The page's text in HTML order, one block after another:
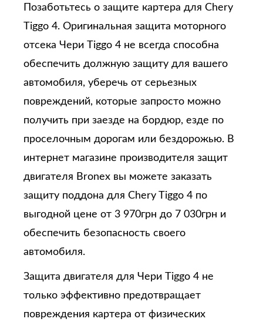
Позаботьтесь о защите картера для Chery
Tiggo 4. Оригинальная защита моторного
отсека Чери Tiggo 4 не всегда способна
обеспечить должную защиту для вашего
автомобиля, уберечь от серьезных
повреждений, которые запросто можно
получить при заезде на бордюр, езде по
проселочным дорогам или бездорожью. В
интернет магазине производителя защит
двигателя Bronex вы можете заказать
защиту поддона для Chery Tiggo 4 по
выгодной цене от 3 970грн до 7 030грн и
обеспечить безопасность своего
автомобиля.
Защита двигателя для Чери Tiggo 4 не
только эффективно предотвращает
повреждения картера от физических